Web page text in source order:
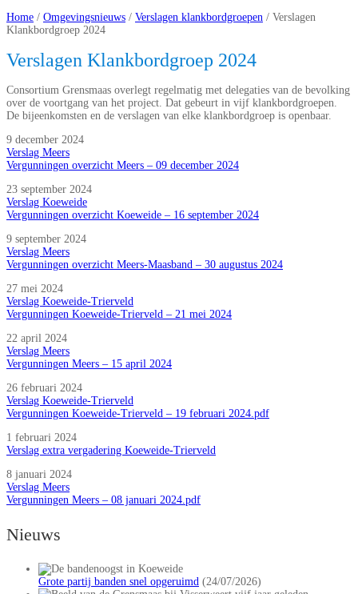
Home / Omgevingsnieuws / Verslagen klankbordgroepen / Verslagen
Klankbordgroep 2024
Verslagen Klankbordgroep 2024
Consortium Grensmaas overlegt regelmatig met delegaties van de bevolking
over de voortgang van het project. Dat gebeurt in vijf klankbordgroepen.
De bijeenkomsten en de verslagen van elke klankbordgroep is openbaar.
9 december 2024
Verslag Meers
Vergunningen overzicht Meers – 09 december 2024
23 september 2024
Verslag Koeweide
Vergunningen overzicht Koeweide – 16 september 2024
9 september 2024
Verslag Meers
Vergunningen overzicht Meers-Maasband – 30 augustus 2024
27 mei 2024
Verslag Koeweide-Trierveld
Vergunningen Koeweide-Trierveld – 21 mei 2024
22 april 2024
Verslag Meers
Vergunningen Meers – 15 april 2024
26 februari 2024
Verslag Koeweide-Trierveld
Vergunningen Koeweide-Trierveld – 19 februari 2024.pdf
1 februari 2024
Verslag extra vergadering Koeweide-Trierveld
8 januari 2024
Verslag Meers
Vergunningen Meers – 08 januari 2024.pdf
Nieuws
Grote partij banden snel opgeruimd (24/07/2026)